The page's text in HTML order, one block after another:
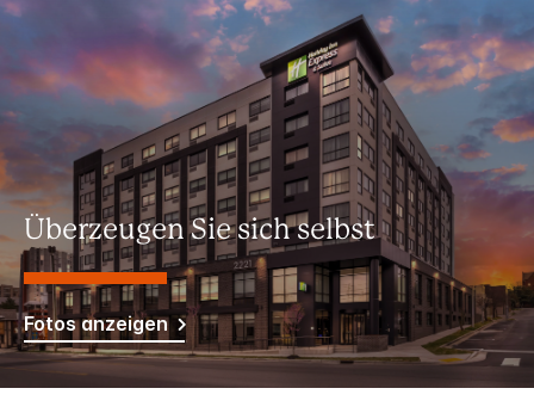
Überzeugen Sie sich selbst
Fotos anzeigen